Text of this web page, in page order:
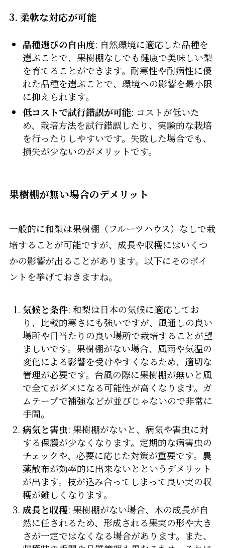
3. 柔軟な対応が可能
品種選びの自由度: 自然環境に適応した品種を
選ぶことで、果樹棚なしでも健康で美味しい梨
を育てることができます。耐寒性や耐病性に優
れた品種を選ぶことで、環境への影響を最小限
に抑えられます。
低コストで試行錯誤が可能: コストが低いた
め、栽培方法を試行錯誤したり、実験的な栽培
を行ったりしやすいです。失敗した場合でも、
損失が少ないのがメリットです。
果樹棚が無い場合のデメリット
一般的に和梨は果樹棚（フルーツハウス）なしで栽
培することが可能ですが、成長や収穫にはいくつ
かの影響が出ることがあります。以下にそのポイ
ントを挙げておきますね。
気候と条件: 和梨は日本の気候に適応してお
り、比較的寒さにも強いですが、風通しの良い
場所や日当たりの良い場所で栽培することが望
ましいです。果樹棚がない場合、風雨や気温の
変化による影響を受けやすくなるため、適切な
管理が必要です。台風の際に果樹棚が無いと風
で全てがダメになる可能性が高くなります。ガ
ムテープで補強などが並びじゃないので非常に
手間。
病気と害虫: 果樹棚がないと、病気や害虫に対
する保護が少なくなります。定期的な病害虫の
チェックや、必要に応じた対策が重要です。農
薬散布が効率的に出来ないとというデメリット
が出ます。枝が込み合ってしまって良い実の収
穫が難しくなります。
成長と収穫: 果樹棚がない場合、木の成長が自
然に任されるため、形成される果実の形や大き
さが一定ではなくなる場合があります。また、